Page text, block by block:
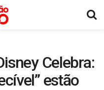
Celebra:
estão